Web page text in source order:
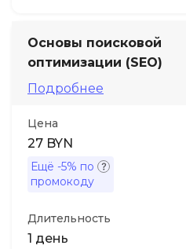
Основы поисковой
оптимизации (SEO)
Подробнее
Цена
27 BYN
Ещё -5% по
промокоду
Длительность
1 день